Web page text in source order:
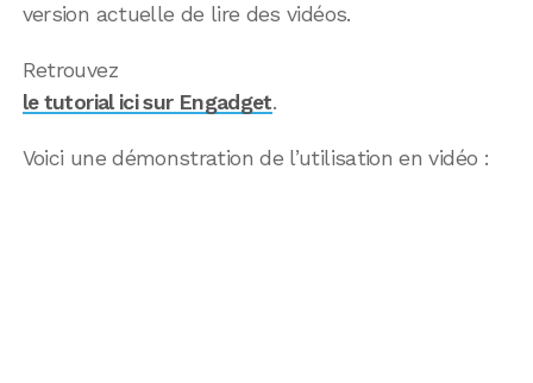
version actuelle de lire des vidéos.
Retrouvez
le tutorial ici sur Engadget.
Voici une démonstration de l’utilisation en vidéo :